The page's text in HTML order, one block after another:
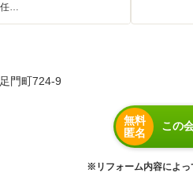
…
門町724-9
無料
匿名
この
※リフォーム内容によっ